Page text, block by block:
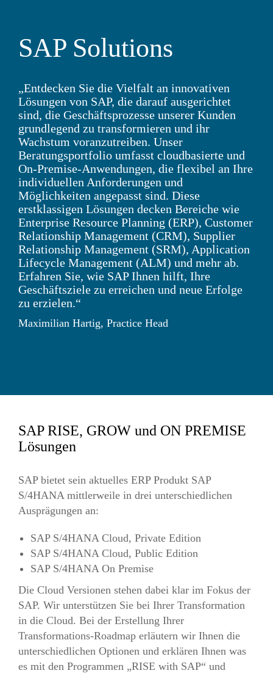
SAP Solutions
„Entdecken Sie die Vielfalt an innovativen
Lösungen von SAP, die darauf ausgerichtet
sind, die Geschäftsprozesse unserer Kunden
grundlegend zu transformieren und ihr
Wachstum voranzutreiben. Unser
Beratungsportfolio umfasst cloudbasierte und
On-Premise-Anwendungen, die flexibel an Ihre
individuellen Anforderungen und
Möglichkeiten angepasst sind. Diese
erstklassigen Lösungen decken Bereiche wie
Enterprise Resource Planning (ERP), Customer
Relationship Management (CRM), Supplier
Relationship Management (SRM), Application
Lifecycle Management (ALM) und mehr ab.
Erfahren Sie, wie SAP Ihnen hilft, Ihre
Geschäftsziele zu erreichen und neue Erfolge
zu erzielen.“
Maximilian Hartig, Practice Head
SAP RISE, GROW und ON PREMISE
Lösungen
SAP bietet sein aktuelles ERP Produkt SAP
S/4HANA mittlerweile in drei unterschiedlichen
Ausprägungen an:
SAP S/4HANA Cloud, Private Edition
SAP S/4HANA Cloud, Public Edition
SAP S/4HANA On Premise
Die Cloud Versionen stehen dabei klar im Fokus der
SAP. Wir unterstützen Sie bei Ihrer Transformation
in die Cloud. Bei der Erstellung Ihrer
Transformations-Roadmap erläutern wir Ihnen die
unterschiedlichen Optionen und erklären Ihnen was
es mit den Programmen „RISE with SAP“ und